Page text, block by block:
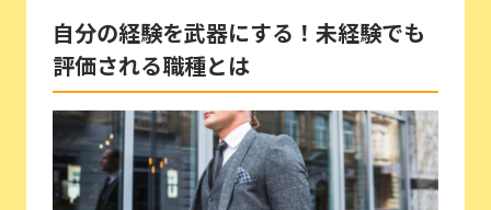
自分の経験を武器にする！未経験でも
評価される職種とは